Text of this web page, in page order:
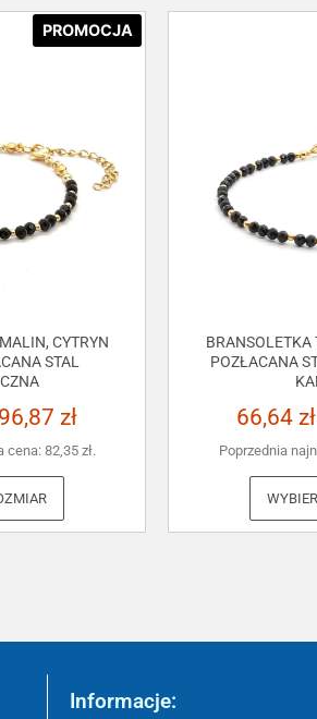
PROMOCJA
CYTRYN
STAL
96,87 zł
cena: 82,35 zł.
BRANSOLETKA
POZŁACANA
66,64 zł
Poprzednia
Informacje: